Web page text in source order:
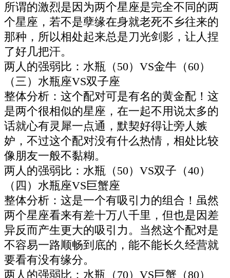
所谓的激烈是因为两个星座是完全不同的两
个星座，若不是孽缘在身就老死不乡往来的
那种，所以相处起来总是刀光剑影，让人捏
了好几把汗。
两人的强弱比：水瓶（50）VS金牛（60）
（三）水瓶座VS双子座
整体分析：这个配对可是有名的黄金配！这
是两个很相似的星座，在一起不用说太多的
话就心有灵犀一点通，默契好得让旁人嫉
妒，不过这个配对没有什么热情，相处比较
像朋友一般不黏糊。
两人的强弱比：水瓶（50）VS双子（40）
（四）水瓶座VS巨蟹座
整体分析：这是一个有吸引力的组合！虽然
两个星座看来有差十万八千里，但也是因差
异反而产生更大的吸引力。当然这个配对是
不容易一路顺畅到底的，能不能长久经营就
要看有没有缘分。
两人的强弱比：水瓶（70）VS巨蟹（80）